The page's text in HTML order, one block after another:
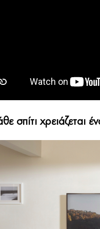
σπίτι χρειάζεται